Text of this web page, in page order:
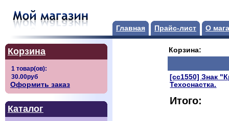
Главная Прайс-лист О
Корзина
Оформить заказ
Каталог
Корзина:
[сс1550] Знак
Техоснастка.
Итого: